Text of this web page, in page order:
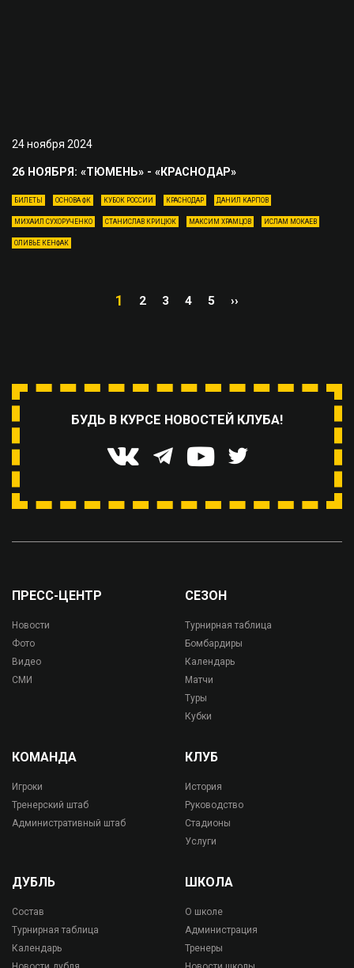
24 ноября 2024
26 НОЯБРЯ: «ТЮМЕНЬ» - «КРАСНОДАР»
БИЛЕТЫ ОСНОВА ФК КУБОК РОССИИ КРАСНОДАР ДАНИЛ КАРПОВ
МИХАИЛ СУХОРУЧЕНКО СТАНИСЛАВ КРИЦЮК МАКСИМ ХРАМЦОВ ИСЛАМ МОКАЕВ
ОЛИВЬЕ КЕНФАК
1 2 3 4 5 ››
БУДЬ В КУРСЕ НОВОСТЕЙ КЛУБА!
ПРЕСС-ЦЕНТР
Новости
Фото
Видео
СМИ
СЕЗОН
Турнирная таблица
Бомбардиры
Календарь
Матчи
Туры
Кубки
КОМАНДА
Игроки
Тренерский штаб
Административный штаб
КЛУБ
История
Руководство
Стадионы
Услуги
ДУБЛЬ
Состав
Турнирная таблица
Календарь
ШКОЛА
О школе
Администрация
Тренеры